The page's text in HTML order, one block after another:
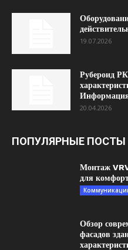
19.07.2026
Рубероид
20.04.2026
ПОПУЛЯРНЫЕ ПОСТЫ
Монтаж
для
Обзор
фасадов